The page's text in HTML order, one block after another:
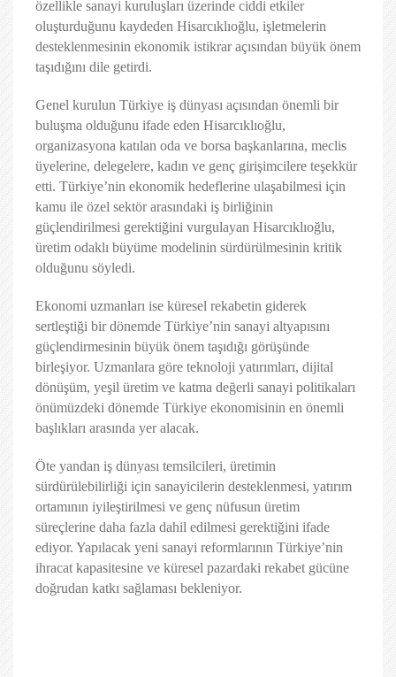
özellikle sanayi kuruluşları üzerinde ciddi etkiler
oluşturduğunu kaydeden Hisarcıklıoğlu, işletmelerin
desteklenmesinin ekonomik istikrar açısından büyük önem
taşıdığını dile getirdi.
Genel kurulun Türkiye iş dünyası açısından önemli bir
buluşma olduğunu ifade eden Hisarcıklıoğlu,
organizasyona katılan oda ve borsa başkanlarına, meclis
üyelerine, delegelere, kadın ve genç girişimcilere teşekkür
etti. Türkiye’nin ekonomik hedeflerine ulaşabilmesi için
kamu ile özel sektör arasındaki iş birliğinin
güçlendirilmesi gerektiğini vurgulayan Hisarcıklıoğlu,
üretim odaklı büyüme modelinin sürdürülmesinin kritik
olduğunu söyledi.
Ekonomi uzmanları ise küresel rekabetin giderek
sertleştiği bir dönemde Türkiye’nin sanayi altyapısını
güçlendirmesinin büyük önem taşıdığı görüşünde
birleşiyor. Uzmanlara göre teknoloji yatırımları, dijital
dönüşüm, yeşil üretim ve katma değerli sanayi politikaları
önümüzdeki dönemde Türkiye ekonomisinin en önemli
başlıkları arasında yer alacak.
Öte yandan iş dünyası temsilcileri, üretimin
sürdürülebilirliği için sanayicilerin desteklenmesi, yatırım
ortamının iyileştirilmesi ve genç nüfusun üretim
süreçlerine daha fazla dahil edilmesi gerektiğini ifade
ediyor. Yapılacak yeni sanayi reformlarının Türkiye’nin
ihracat kapasitesine ve küresel pazardaki rekabet gücüne
doğrudan katkı sağlaması bekleniyor.